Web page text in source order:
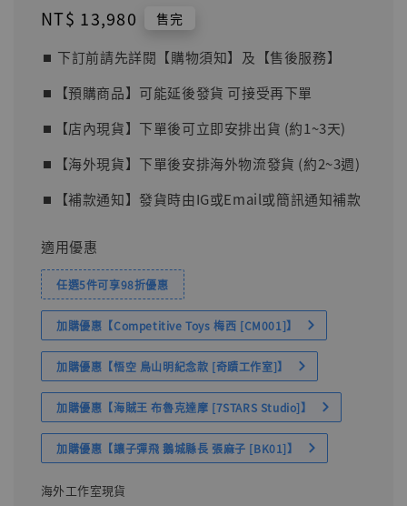
Regular
NT$ 13,980 售完
⏹︎ 下訂前請先詳閱【購物須知】及【售後服務】
⏹︎【預購商品】可能延後發貨 可接受再下單
⏹︎【店內現貨】下單後可立即安排出貨 (約1~3天)
⏹︎【海外現貨】下單後安排海外物流發貨 (約2~3週)
⏹︎【補款通知】發貨時由IG或Email或簡訊通知補款
適用優惠
任選5件可享98折優惠
加購優惠【Competitive Toys 梅西 [CM001]】
加購優惠【悟空 鳥山明紀念款 [奇蹟工作室]】
加購優惠【海賊王 布魯克達摩 [7STARS Studio]】
加購優惠【讓子彈飛 鵝城縣長 張麻子 [BK01]】
海外工作室現貨